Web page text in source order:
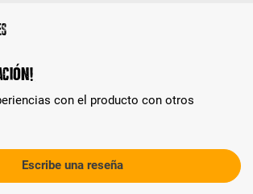
de 0 de 5 estrellas
con el producto con otros
Escribe una reseña